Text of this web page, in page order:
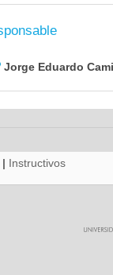
Jorge Eduardo
| Instructivos